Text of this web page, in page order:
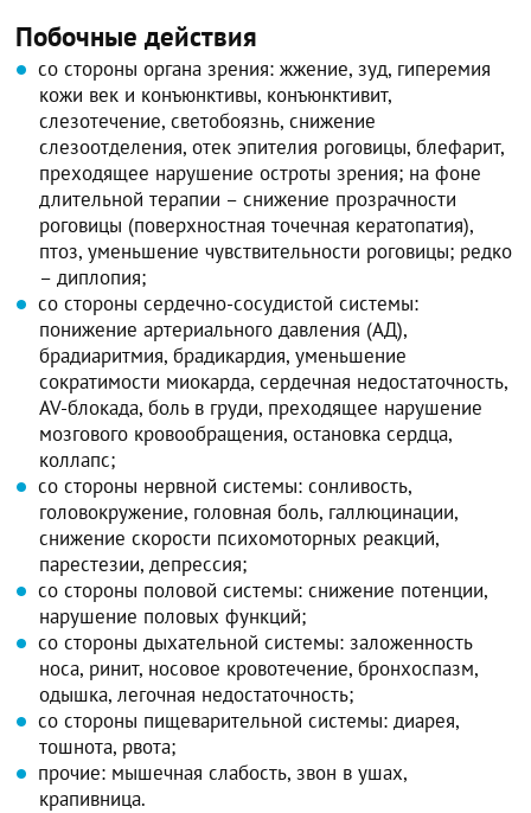
Побочные действия
со стороны органа зрения: жжение, зуд, гиперемия
кожи век и конъюнктивы, конъюнктивит,
слезотечение, светобоязнь, снижение
слезоотделения, отек эпителия роговицы, блефарит,
преходящее нарушение остроты зрения; на фоне
длительной терапии – снижение прозрачности
роговицы (поверхностная точечная кератопатия),
птоз, уменьшение чувствительности роговицы; редко
– диплопия;
со стороны сердечно-сосудистой системы:
понижение артериального давления (АД),
брадиаритмия, брадикардия, уменьшение
сократимости миокарда, сердечная недостаточность,
AV-блокада, боль в груди, преходящее нарушение
мозгового кровообращения, остановка сердца,
коллапс;
со стороны нервной системы: сонливость,
головокружение, головная боль, галлюцинации,
снижение скорости психомоторных реакций,
парестезии, депрессия;
со стороны половой системы: снижение потенции,
нарушение половых функций;
со стороны дыхательной системы: заложенность
носа, ринит, носовое кровотечение, бронхоспазм,
одышка, легочная недостаточность;
со стороны пищеварительной системы: диарея,
тошнота, рвота;
прочие: мышечная слабость, звон в ушах,
крапивница.